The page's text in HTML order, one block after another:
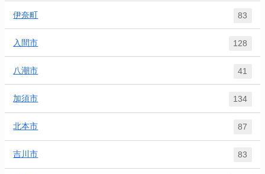
伊奈町 83
入間市 128
八潮市 41
加須市 134
北本市 87
吉川市 83